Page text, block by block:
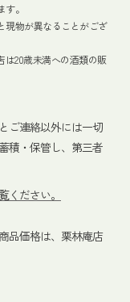
。
現物が異なることがござ
は20歳未満への酒類の販
ご連絡以外には一切
積・保管し、第三者
ください。
品価格は、栗林庵店